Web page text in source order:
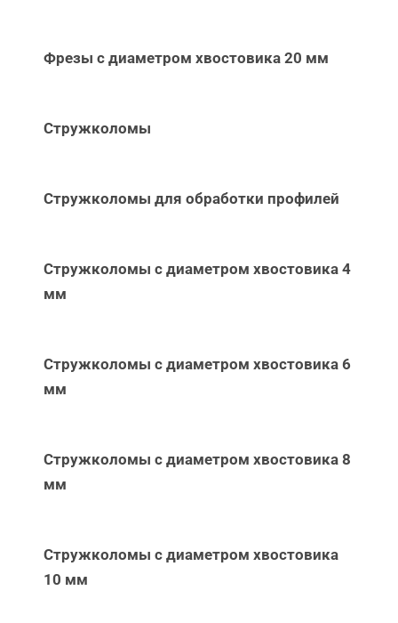
Фрезы с диаметром хвостовика 20 мм
Стружколомы
Стружколомы для обработки профилей
Стружколомы с диаметром хвостовика 4
мм
Стружколомы с диаметром хвостовика 6
мм
Стружколомы с диаметром хвостовика 8
мм
Стружколомы с диаметром хвостовика
10 мм